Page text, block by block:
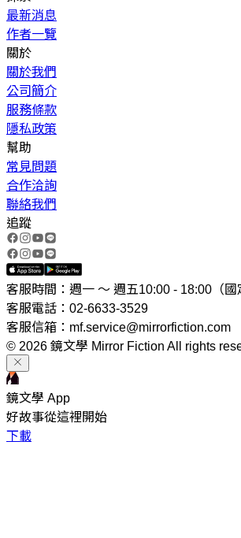
最新消息
作者一覽
關於
關於我們
公司簡介
服務條款
隱私政策
幫助
常見問題
合作洽詢
聯絡我們
追蹤
客服時間：週一 ～ 週五10:00 - 18:00（國
客服電話：02-6633-3529
客服信箱：mf.service@mirrorfiction.com
© 2026 鏡文學 Mirror Fiction All rights
鏡文學 App
好故事從這裡開始
下載